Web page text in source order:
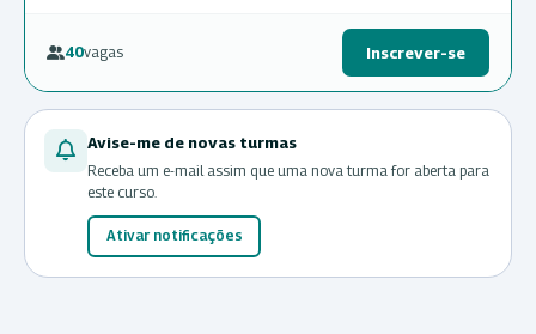
40vagas Inscrever-se
Avise-me de novas turmas
Receba um e-mail assim que uma nova turma for aberta para
este curso.
Ativar notificações